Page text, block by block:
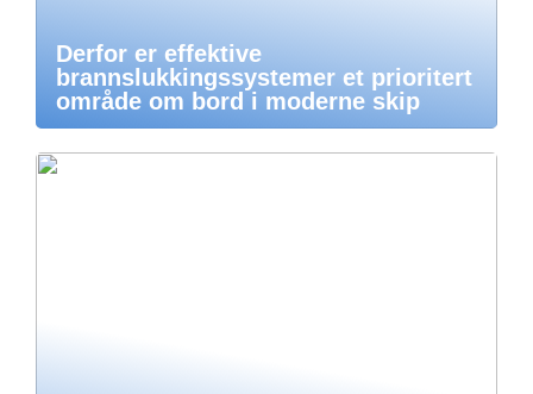
Derfor er effektive
brannslukkingssystemer et prioritert
område om bord i moderne skip